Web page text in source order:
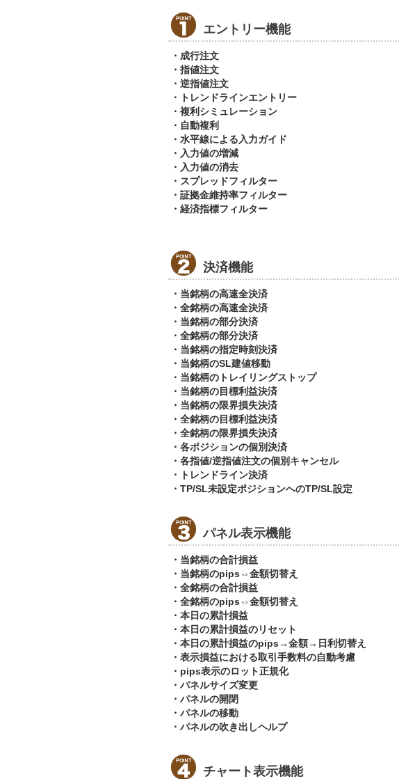
エントリー機能
・成行注文
・指値注文
・逆指値注文
・トレンドラインエントリー
・複利シミュレーション
・自動複利
・水平線による入力ガイド
・入力値の増減
・入力値の消去
・スプレッドフィルター
・証拠金維持率フィルター
・経済指標フィルター
決済機能
・当銘柄の高速全決済
・全銘柄の高速全決済
・当銘柄の部分決済
・全銘柄の部分決済
・当銘柄の指定時刻決済
・当銘柄のSL建値移動
・当銘柄のトレイリングストップ
・当銘柄の目標利益決済
・当銘柄の限界損失決済
・全銘柄の目標利益決済
・全銘柄の限界損失決済
・各ポジションの個別決済
・各指値/逆指値注文の個別キャンセル
・トレンドライン決済
・TP/SL未設定ポジションへのTP/SL設定
パネル表示機能
・当銘柄の合計損益
・当銘柄のpips⇔金額切替え
・全銘柄の合計損益
・全銘柄のpips⇔金額切替え
・本日の累計損益
・本日の累計損益のリセット
・本日の累計損益のpips→金額→日利切替え
・表示損益における取引手数料の自動考慮
・pips表示のロット正規化
・パネルサイズ変更
・パネルの開閉
・パネルの移動
・パネルの吹き出しヘルプ
チャート表示機能